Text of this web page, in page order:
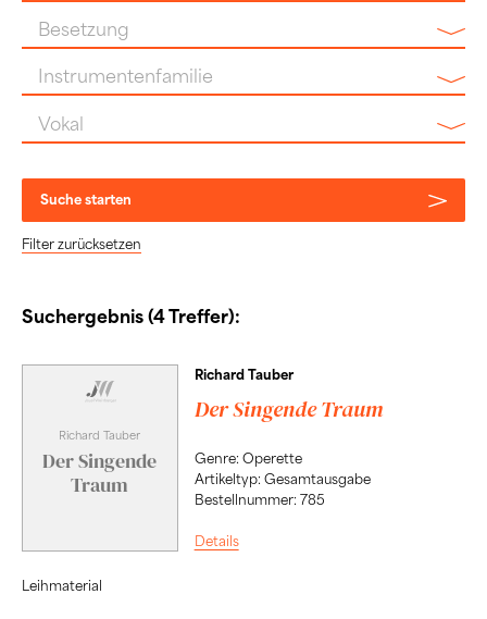
Suche starten
Filter zurücksetzen
Suchergebnis (4 Treffer):
Richard Tauber
Der Singende
Traum
Richard Tauber
Der Singende Traum
Genre: Operette
Artikeltyp: Gesamtausgabe
Bestellnummer: 785
Details
Leihmaterial